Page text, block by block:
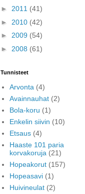
► 2011 (41)
► 2010 (42)
► 2009 (54)
► 2008 (61)
Tunnisteet
Arvonta (4)
Avainnauhat (2)
Bola-koru (1)
Enkelin siivin (10)
Etsaus (4)
Haaste 101 paria
korvakoruja (21)
Hopeakorut (157)
Hopeasavi (1)
Huivineulat (2)